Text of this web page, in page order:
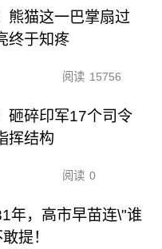
熊猫这一巴掌扇过
终于知疼
阅读 15756
砸碎印军17个司令
挥结构
阅读 0
年，高市早苗连\"谁
提！